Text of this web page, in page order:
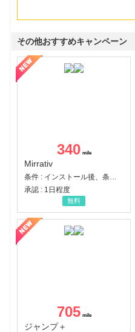
その他おすすめキャンペーン
340
Mirrativ
条件 : インストール後、条件達成
承認 : 1日程度
無料
705
ジャンプ＋